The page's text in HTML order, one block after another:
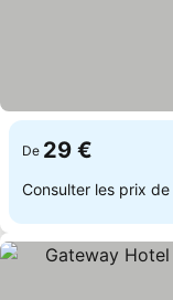
De 29 €
Consulter les prix de